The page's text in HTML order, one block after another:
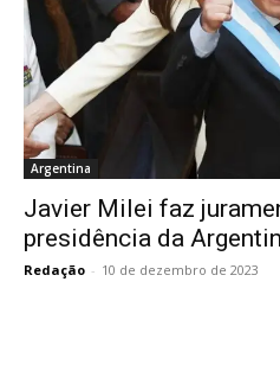
Argentina
Javier Milei faz
presidência da
Redação - 10 de dezembro de 2023